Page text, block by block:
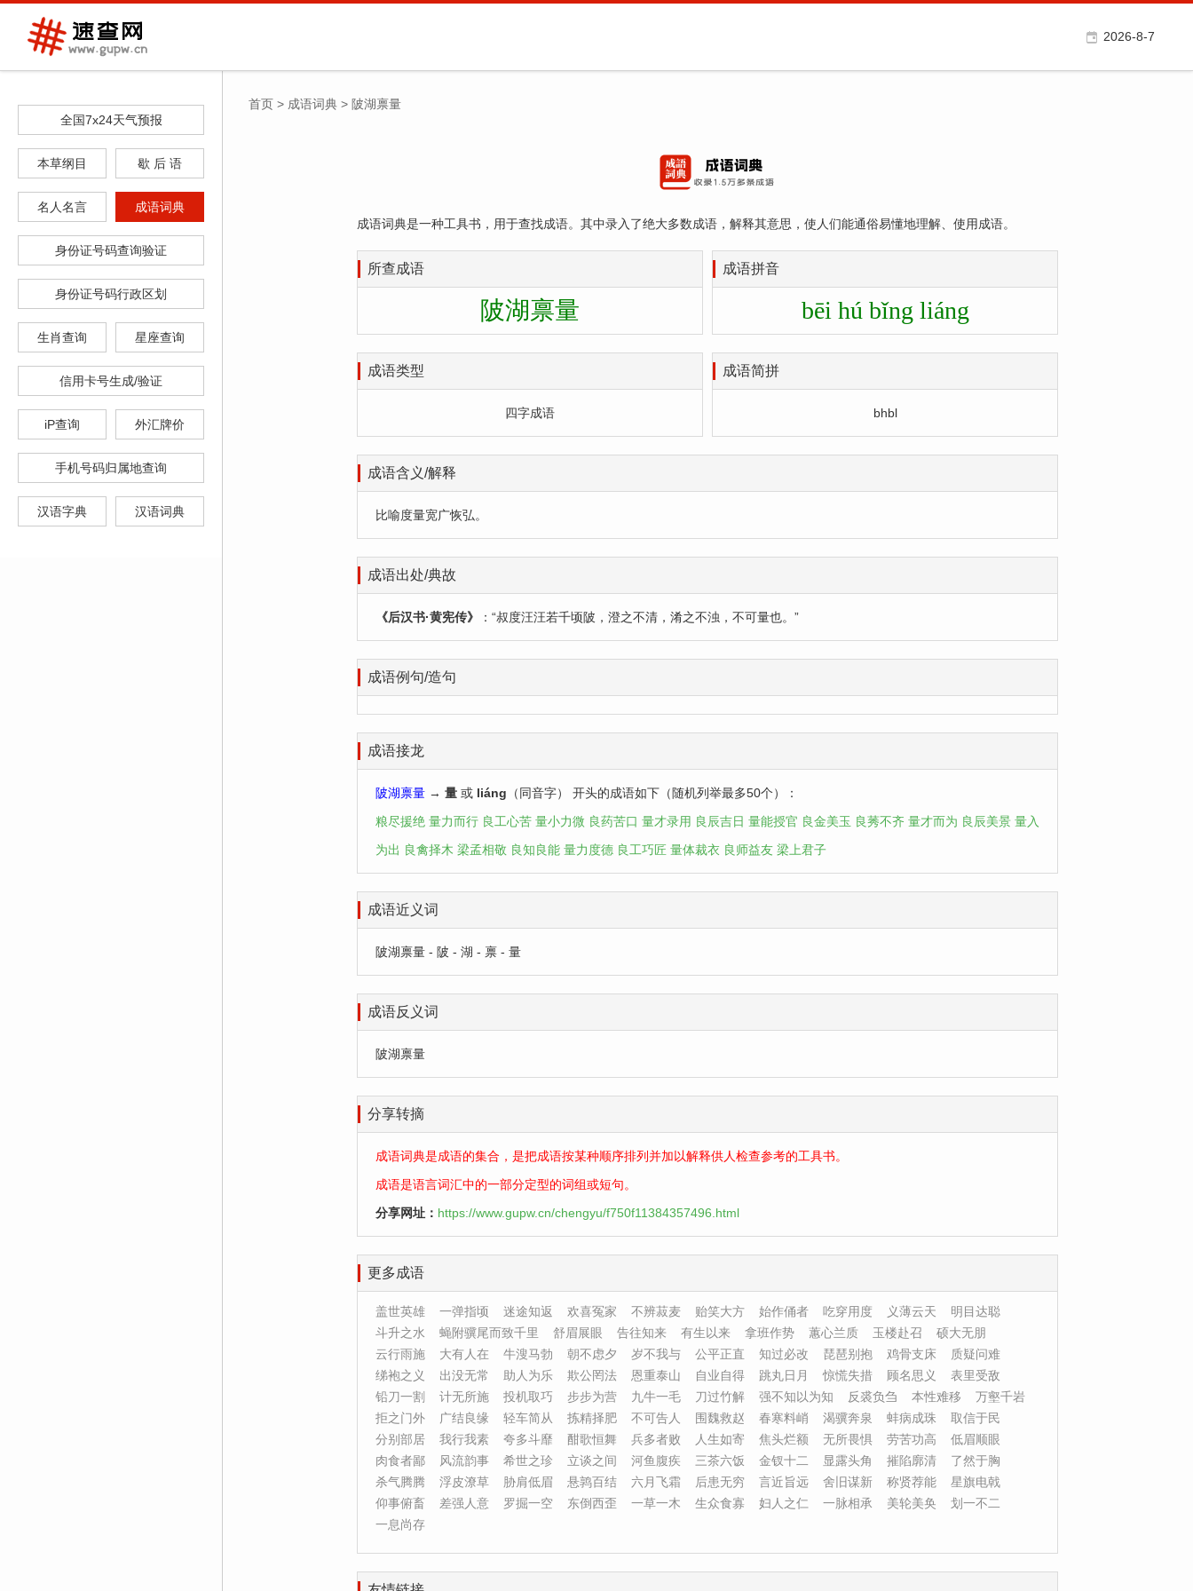
2026-8-7
全国7x24天气预报
本草纲目 歇 后 语
名人名言 成语词典
身份证号码查询验证
身份证号码行政区划
生肖查询 星座查询
信用卡号生成/验证
iP查询 外汇牌价
手机号码归属地查询
汉语字典 汉语词典
首页 > 成语词典 > 陂湖禀量
成语词典是一种工具书，用于查找成语。其中录入了绝大多数成语，解释其意思，使人们能通俗易懂地理解、使用成语。
所查成语
陂湖禀量
成语拼音
bēi hú bǐng liáng
成语类型
四字成语
成语简拼
bhbl
成语含义/解释
比喻度量宽广恢弘。
成语出处/典故
《后汉书·黄宪传》 ：“叔度汪汪若千顷陂，澄之不清，淆之不浊，不可量也。”
成语例句/造句
成语接龙
陂湖禀量 → 量 或 liáng （同音字） 开头的成语如下（随机列举最多50个）：
粮尽援绝 量力而行 良工心苦 量小力微 良药苦口 量才录用 良辰吉日 量能授官 良金美玉 良莠不齐 量才而为 良辰美景 量入
为出 良禽择木 梁孟相敬 良知良能 量力度德 良工巧匠 量体裁衣 良师益友 梁上君子
成语近义词
陂湖禀量 - 陂 - 湖 - 禀 - 量
成语反义词
陂湖禀量
分享转摘
成语词典是成语的集合，是把成语按某种顺序排列并加以解释供人检查参考的工具书。
成语是语言词汇中的一部分定型的词组或短句。
分享网址： https://www.gupw.cn/chengyu/f750f11384357496.html
更多成语
盖世英雄 一弹指顷 迷途知返 欢喜冤家 不辨菽麦 贻笑大方 始作俑者 吃穿用度 义薄云天
明目达聪
斗升之水
蝇附骥尾而致千里 舒眉展眼 告往知来 有生以来 拿班作势 蕙心兰质 玉楼赴召
硕大无朋
云行雨施
大有人在 牛溲马勃 朝不虑夕 岁不我与 公平正直 知过必改 琵琶别抱 鸡骨支床
质疑问难
绨袍之义
出没无常 助人为乐 欺公罔法 恩重泰山 自业自得 跳丸日月 惊慌失措 顾名思义
表里受敌
铅刀一割
计无所施 投机取巧 步步为营 九牛一毛 刀过竹解 强不知以为知 反裘负刍 本性难移
万壑千岩
拒之门外
广结良缘 轻车简从 拣精择肥 不可告人 围魏救赵 春寒料峭 渴骥奔泉 蚌病成珠
取信于民
分别部居
我行我素 夸多斗靡 酣歌恒舞 兵多者败 人生如寄 焦头烂额 无所畏惧 劳苦功高
低眉顺眼
肉食者鄙
风流韵事 希世之珍 立谈之间 河鱼腹疾 三茶六饭 金钗十二 显露头角 摧陷廓清
了然于胸
杀气腾腾
浮皮潦草 胁肩低眉 悬鹑百结 六月飞霜 后患无穷 言近旨远 舍旧谋新 称贤荐能
星旗电戟
仰事俯畜
差强人意 罗掘一空 东倒西歪 一草一木 生众食寡 妇人之仁 一脉相承 美轮美奂
划一不二
一息尚存